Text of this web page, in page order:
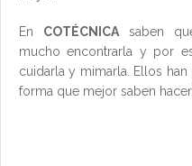
En COTÉCNICAsaben
mucho encontrarla y por
cuidarla y mimarla. Ellos
forma que mejor saben